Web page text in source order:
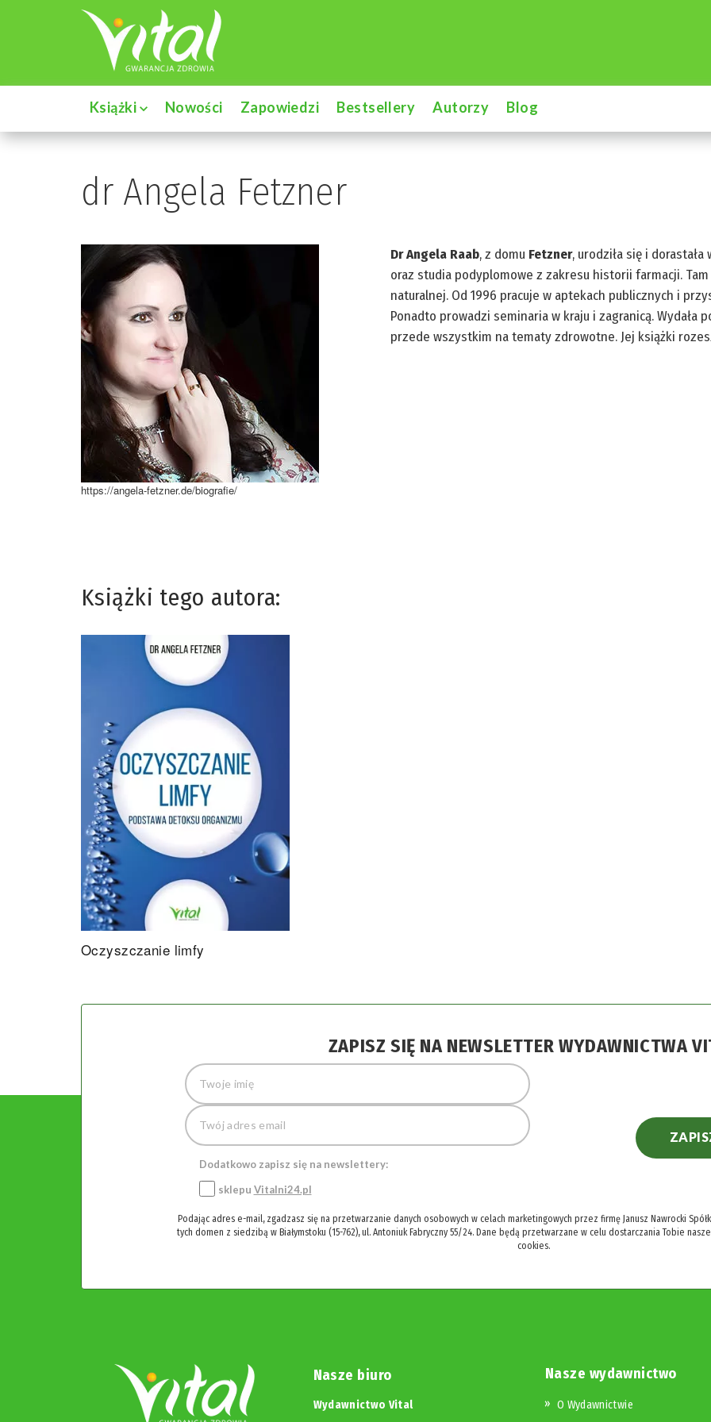
Książki Nowości Zapowiedzi Bestsellery Autorzy Blog
dr Angela Fetzner
https://angela-fetzner.de/biografie/
Dr Angela Raab, z domu Fetzner, urodziła się i
oraz studia podyplomowe z zakresu historii farmacji.
naturalnej. Od 1996 pracuje w aptekach publicznych i
Ponadto prowadzi seminaria w kraju i zagranicą.
przede wszystkim na tematy zdrowotne. Jej książki
Książki tego autora:
Oczyszczanie limfy
ZAPISZ SIĘ NA NEWSLETTER WYDAWNICTWA
Dodatkowo zapisz się na newslettery:
sklepu Vitalni24.pl
Podając adres e-mail, zgadzasz się na przetwarzanie danych osobowych w celach marketingowych przez firmę Janusz Nawrocki
tych domen z siedzibą w Białymstoku (15-762), ul. Antoniuk Fabryczny 55/24. Dane będą przetwarzane w celu dostarczania Tobie
cookies.
Nasze biuro
Wydawnictwo Vital
Nasze wydawnictwo
O Wydawnictwie